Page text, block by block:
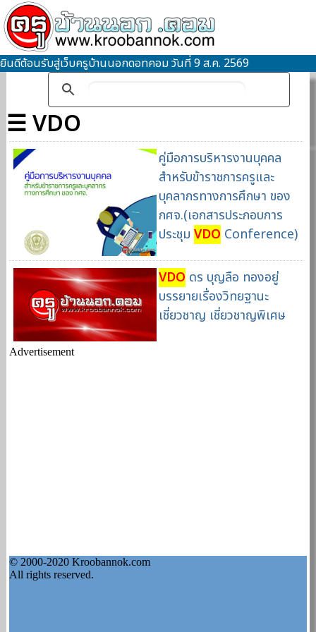
ยินดีต้อนรับสู่เว็บครูบ้านนอกดอทคอม วันที่ 9 ส.ค. 2569
☰ VDO
คู่มือการบริหารงานบุคคล
สำหรับข้าราชการครูและ
บุคลากรทางการศึกษา ของ
กศจ.(เอกสารประกอบการ
ประชุม VDO Conference)
VDO ดร บุญลือ ทองอยู่
บรรยายเรื่องวิทยฐานะ
เชี่ยวชาญ เชี่ยวชาญพิเศษ
Advertisement
© 2000-2020 Kroobannok.com
All rights reserved.